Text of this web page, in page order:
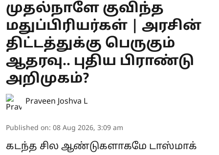
முதல்நாளே குவிந்த
மதுப்பிரியர்கள் | அரசின்
திட்டத்துக்கு பெருகும்
ஆதரவு.. புதிய பிராண்டு
அறிமுகம்?
Praveen Joshva L
Published on: 08 Aug 2026, 3:09 am
கடந்த சில ஆண்டுகளாகமே டாஸ்மாக்